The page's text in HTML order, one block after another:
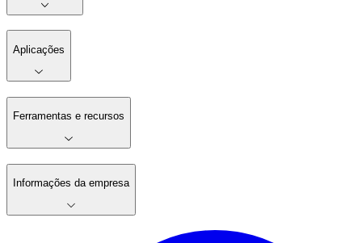
Aplicações
Ferramentas e recursos
Informações da empresa